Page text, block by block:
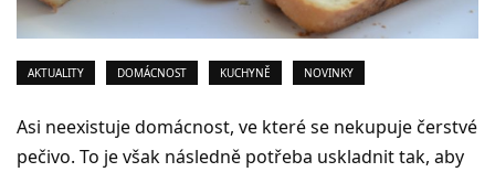
AKTUALITY DOMÁCNOST KUCHYNĚ NOVINKY
Asi neexistuje domácnost, ve které se nekupuje čerstvé
pečivo. To je však následně potřeba uskladnit tak, aby